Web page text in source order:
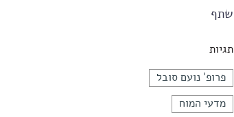
שתף
תגיות
פרופ' נועם סובל
מדעי המוח